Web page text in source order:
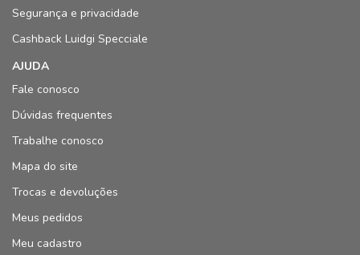
Segurança e privacidade
Cashback Luidgi Specciale
AJUDA
Fale conosco
Dúvidas frequentes
Trabalhe conosco
Mapa do site
Trocas e devoluções
Meus pedidos
Meu cadastro